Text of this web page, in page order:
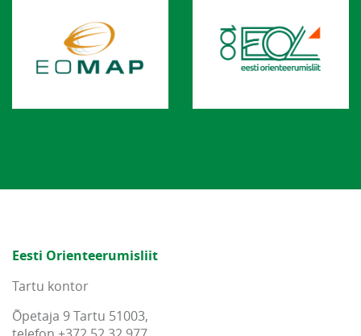
Eesti Orienteerumisliit
Tartu kontor
Õpetaja 9 Tartu 51003,